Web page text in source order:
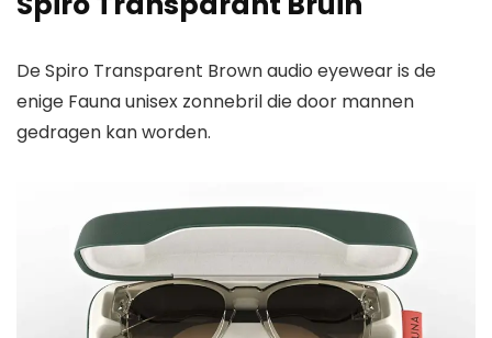
De Spiro Transparent Brown audio eyewear is de
enige Fauna unisex zonnebril die door mannen
gedragen kan worden.